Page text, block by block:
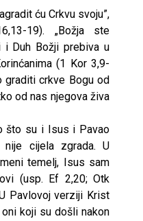
ću Crkvu svoju”,
19). „Božja ste
i Duh Božji prebiva u
(1 Kor 3,9-
graditi crkve Bogu od
od nas njegova živa
što su i Isus i Pavao
cijela zgrada. U
temelj, Isus sam
(usp. Ef 2,20; Otk
Pavlovoj verziji Krist
koji su došli nakon